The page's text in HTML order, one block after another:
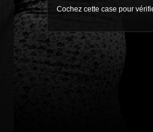
Cochez cette case pour